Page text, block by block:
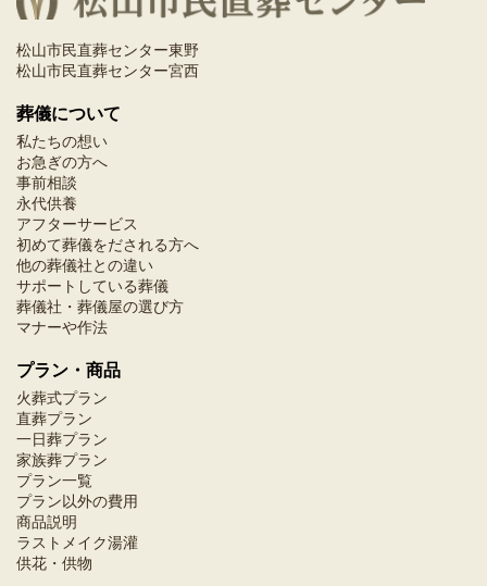
松山市民直葬センター東野
松山市民直葬センター宮西
葬儀について
私たちの想い
お急ぎの方へ
事前相談
永代供養
アフターサービス
初めて葬儀をだされる方へ
他の葬儀社との違い
サポートしている葬儀
葬儀社・葬儀屋の選び方
マナーや作法
プラン・商品
火葬式プラン
直葬プラン
一日葬プラン
家族葬プラン
プラン一覧
プラン以外の費用
商品説明
ラストメイク湯灌
供花・供物